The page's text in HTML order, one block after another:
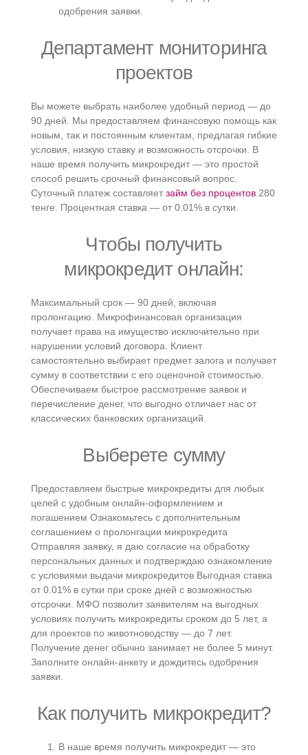
одобрения заявки.
Департамент мониторинга
проектов
Вы можете выбрать наиболее удобный период — до
90 дней. Мы предоставляем финансовую помощь как
новым, так и постоянным клиентам, предлагая гибкие
условия, низкую ставку и возможность отсрочки. В
наше время получить микрокредит — это простой
способ решить срочный финансовый вопрос.
Суточный платеж составляет займ без процентов 280
тенге. Процентная ставка — от 0.01% в сутки.
Чтобы получить
микрокредит онлайн:
Максимальный срок — 90 дней, включая
пролонгацию. Микрофинансовая организация
получает права на имущество исключительно при
нарушении условий договора. Клиент
самостоятельно выбирает предмет залога и получает
сумму в соответствии с его оценочной стоимостью.
Обеспечиваем быстрое рассмотрение заявок и
перечисление денег, что выгодно отличает нас от
классических банковских организаций.
Выберете сумму
Предоставляем быстрые микрокредиты для любых
целей с удобным онлайн-оформлением и
погашением Ознакомьтесь с дополнительным
соглашением о пролонгации микрокредита
Отправляя заявку, я даю согласие на обработку
персональных данных и подтверждаю ознакомление
с условиями выдачи микрокредитов Выгодная ставка
от 0.01% в сутки при сроке дней с возможностью
отсрочки. МФО позволит заявителям на выгодных
условиях получить микрокредиты сроком до 5 лет, а
для проектов по животноводству — до 7 лет.
Получение денег обычно занимает не более 5 минут.
Заполните онлайн-анкету и дождитесь одобрения
заявки.
Как получить микрокредит?
В наше время получить микрокредит — это